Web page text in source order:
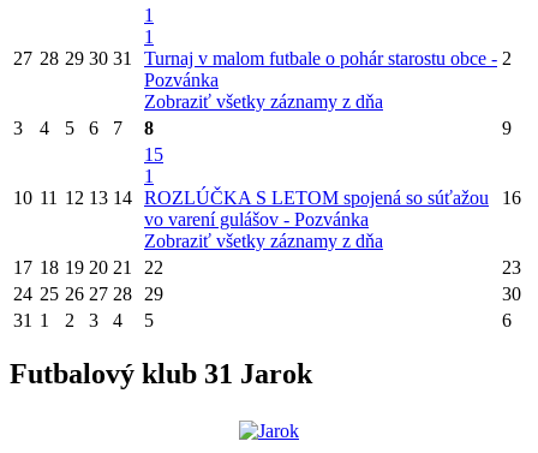
27 28 29 30 31
1
1
Turnaj v malom futbale o pohár starostu obce -
Pozvánka
Zobraziť všetky záznamy z dňa
2
3 4 5 6 7 8 9
10 11 12 13 14
15
1
ROZLÚČKA S LETOM spojená so súťažou
vo varení gulášov - Pozvánka
Zobraziť všetky záznamy z dňa
16
17 18 19 20 21 22
23
24 25 26 27 28 29
30
31 1 2 3 4 5 6
Futbalový klub 31 Jarok